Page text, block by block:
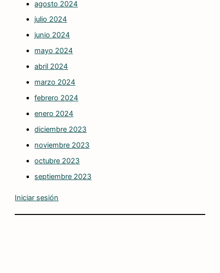
agosto 2024
julio 2024
junio 2024
mayo 2024
abril 2024
marzo 2024
febrero 2024
enero 2024
diciembre 2023
noviembre 2023
octubre 2023
septiembre 2023
Iniciar sesión